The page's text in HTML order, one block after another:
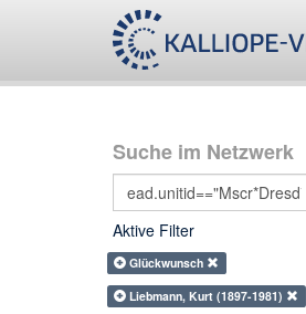
Suche im Netzwerk
Aktive Filter
Glückwunsch
Liebmann, Kurt (1897-1981)